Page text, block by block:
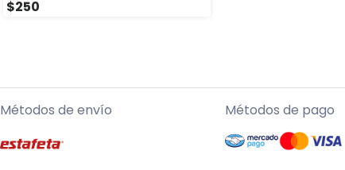
$250
Métodos de envío Métodos de pago